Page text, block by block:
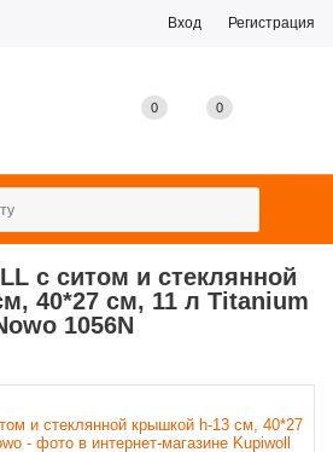
Вход Регистрация
0 0
с ситом и стеклянной
40*27 см, 11 л Titanium
1056N